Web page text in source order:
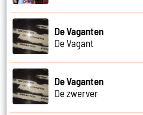
De Vaganten
De Vagant
De Vaganten
De zwerver